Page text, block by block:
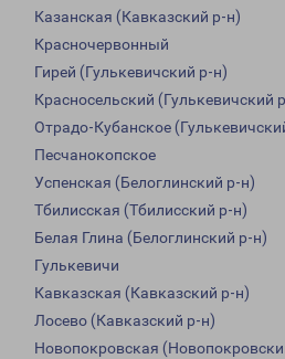
Казанская (Кавказский р-н)
Красночервонный
Гирей (Гулькевичский р-н)
Красносельский (Гулькевичский
Отрадо-Кубанское
Песчанокопское
Успенская (Белоглинский р-н)
Тбилисская (Тбилисский р-н)
Белая Глина (Белоглинский р-н)
Гулькевичи
Кавказская (Кавказский р-н)
Лосево (Кавказский р-н)
Новопокровская